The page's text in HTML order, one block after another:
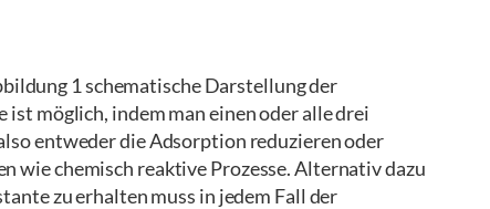
1 schematische Darstellung der
ist möglich, indem man einen oder alle drei
entweder die Adsorption reduzieren oder
wie chemisch reaktive Prozesse. Alternativ dazu
zu erhalten muss in jedem Fall der